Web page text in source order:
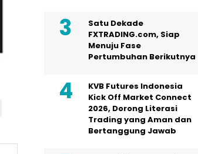
Satu Dekade
FXTRADING.com, Siap
Menuju Fase
Pertumbuhan Berikutnya
KVB Futures Indonesia
Kick Off Market Connect
2026, Dorong Literasi
Trading yang Aman dan
Bertanggung Jawab